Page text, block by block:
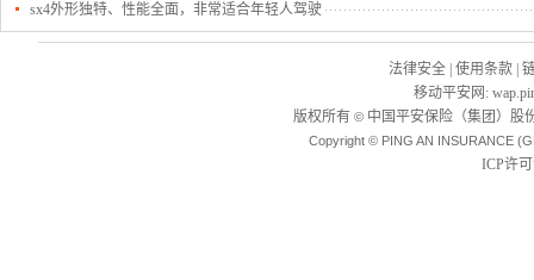
sx4外形独特、性能全面，非常适合年轻人驾驶
法律安全 使用条款
移动平安网 :
版权所有 ©中国平安保险（集团）股
Copyright © PING AN INSURANCE
ICP许